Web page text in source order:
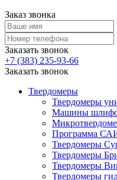
Заказ звонка
Заказать звонок
+7 (383) 235-93-66
Заказать звонок
Твердомеры
Твердомеры
Машины
Программа
Твердомеры
Твердомеры
Твердомеры
Твердомеры